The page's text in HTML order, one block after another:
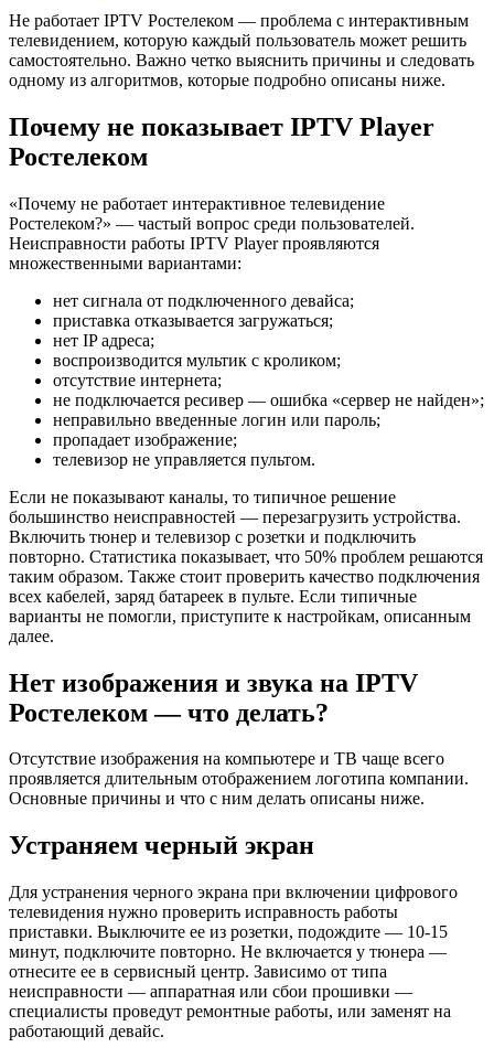
Не работает IPTV Ростелеком — проблема с интерактивным
телевидением, которую каждый пользователь может решить
самостоятельно. Важно четко выяснить причины и следовать
одному из алгоритмов, которые подробно описаны ниже.
Почему не показывает IPTV Player
Ростелеком
«‎Почему не работает интерактивное телевидение
Ростелеком?» — частый вопрос среди пользователей.
Неисправности работы IPTV Player проявляются
множественными вариантами:
нет сигнала от подключенного девайса;
приставка отказывается загружаться;
нет IP адреса;
воспроизводится мультик с кроликом;
отсутствие интернета;
не подключается ресивер — ошибка «сервер не найден»;
неправильно введенные логин или пароль;
пропадает изображение;
телевизор не управляется пультом.
Если не показывают каналы, то типичное решение
большинство неисправностей — перезагрузить устройства.
Включить тюнер и телевизор с розетки и подключить
повторно. Статистика показывает, что 50% проблем решаются
таким образом. Также стоит проверить качество подключения
всех кабелей, заряд батареек в пульте. Если типичные
варианты не помогли, приступите к настройкам, описанным
далее.
Нет изображения и звука на IPTV
Ростелеком — что делать?
Отсутствие изображения на компьютере и ТВ чаще всего
проявляется длительным отображением логотипа компании.
Основные причины и что с ним делать описаны ниже.
Устраняем черный экран
Для устранения черного экрана при включении цифрового
телевидения нужно проверить исправность работы
приставки. Выключите ее из розетки, подождите — 10-15
минут, подключите повторно. Не включается у тюнера —
отнесите ее в сервисный центр. Зависимо от типа
неисправности — аппаратная или сбои прошивки —
специалисты проведут ремонтные работы, или заменят на
работающий девайс.